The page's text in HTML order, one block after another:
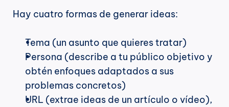
Hay cuatro formas de generar ideas:
Tema (un asunto que quieres tratar)
Persona (describe a tu público objetivo y
obtén enfoques adaptados a sus
problemas concretos)
URL (extrae ideas de un artículo o vídeo),